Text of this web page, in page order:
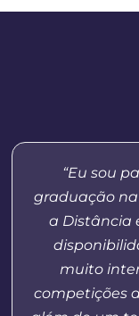
“Eu sou
graduação
a Distância
muito
competições